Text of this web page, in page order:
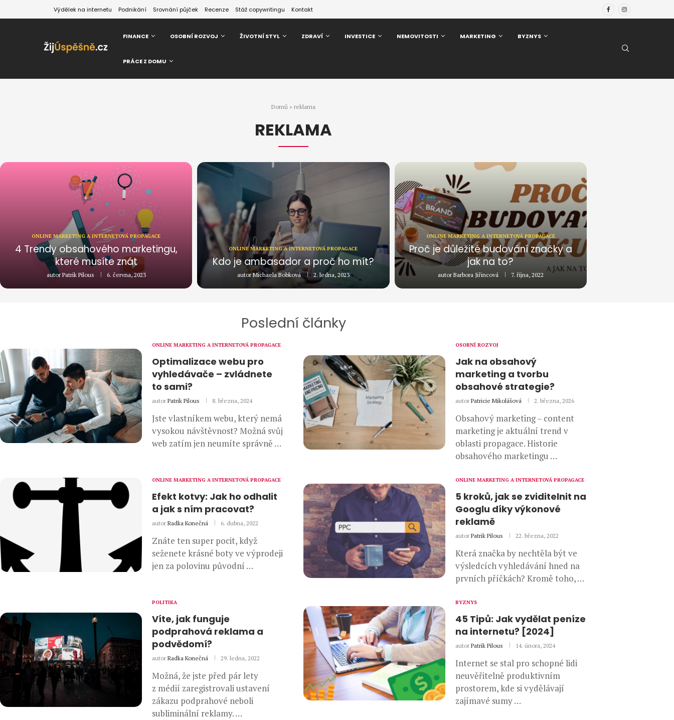
Výdělek na internetu Podnikání Srovnání půjček Recenze Stáž copywritingu Kontakt
FINANCE OSOBNÍ ROZVOJ ŽIVOTNÍ STYL ZDRAVÍ INVESTICE NEMOVITOSTI MARKETING BYZNYS
PRÁCE Z DOMU
Domů » reklama
REKLAMA
ONLINE MARKETING A INTERNETOVÁ PROPAGACE
4 Trendy obsahového marketingu,
které musíte znát
autorPatrik Pilous 6. června, 2023
ONLINE MARKETING A INTERNETOVÁ PROPAGACE
Kdo je ambasador a proč ho mít?
autorMichaela Bobková 2. ledna, 2023
ONLINE MARKETING A INTERNETOVÁ PROPAGACE
Proč je důležité budování značky a
jak na to?
autorBarbora Jiřincová 7. října, 2022
Poslední články
ONLINE MARKETING A INTERNETOVÁ PROPAGACE
Optimalizace webu pro
vyhledávače – zvládnete
to sami?
autor Patrik Pilous 8. března, 2024
Jste vlastníkem webu, který nemá
vysokou návštěvnost? Možná svůj
web zatím jen neumíte správně …
OSOBNÍ ROZVOJ
Jak na obsahový
marketing a tvorbu
obsahové strategie?
autor Patricie Mikolášová 2. března, 2026
Obsahový marketing – content
marketing je aktuální trend v
oblasti propagace. Historie
obsahového marketingu …
ONLINE MARKETING A INTERNETOVÁ PROPAGACE
Efekt kotvy: Jak ho odhalit
a jak s ním pracovat?
autor Radka Konečná 6. dubna, 2022
Znáte ten super pocit, když
seženete krásné boty ve výprodeji
jen za polovinu původní …
ONLINE MARKETING A INTERNETOVÁ PROPAGACE
5 kroků, jak se zviditelnit na
Googlu díky výkonové
reklamě
autor Patrik Pilous 22. března, 2022
Která značka by nechtěla být ve
výsledcích vyhledávání hned na
prvních příčkách? Kromě toho, …
POLITIKA
Víte, jak funguje
podprahová reklama a
podvědomí?
autor Radka Konečná 29. ledna, 2022
Možná, že jste před pár lety
z médií zaregistrovali ustavení
zákazu podprahové neboli
subliminální reklamy. …
BYZNYS
45 Tipů: Jak vydělat peníze
na internetu? [2024]
autor Patrik Pilous 14. února, 2024
Internet se stal pro schopné lidi
neuvěřitelně produktivním
prostorem, kde si vydělávají
zajímavé sumy …